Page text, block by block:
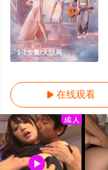
1-1全集/大结局
 在线观看